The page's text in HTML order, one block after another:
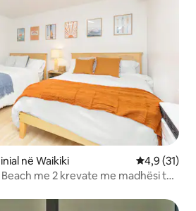
në Waikiki Vlerësimi
4,9 (31)
me 2 krevate me madhësi të